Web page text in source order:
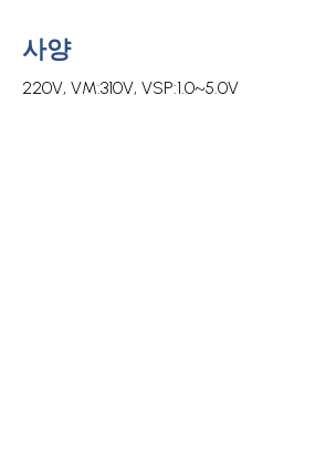
사양
220V, VM:310V, VSP:1.0~5.0V